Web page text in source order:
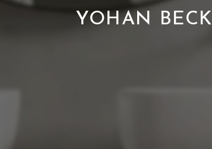
YOHAN BECK